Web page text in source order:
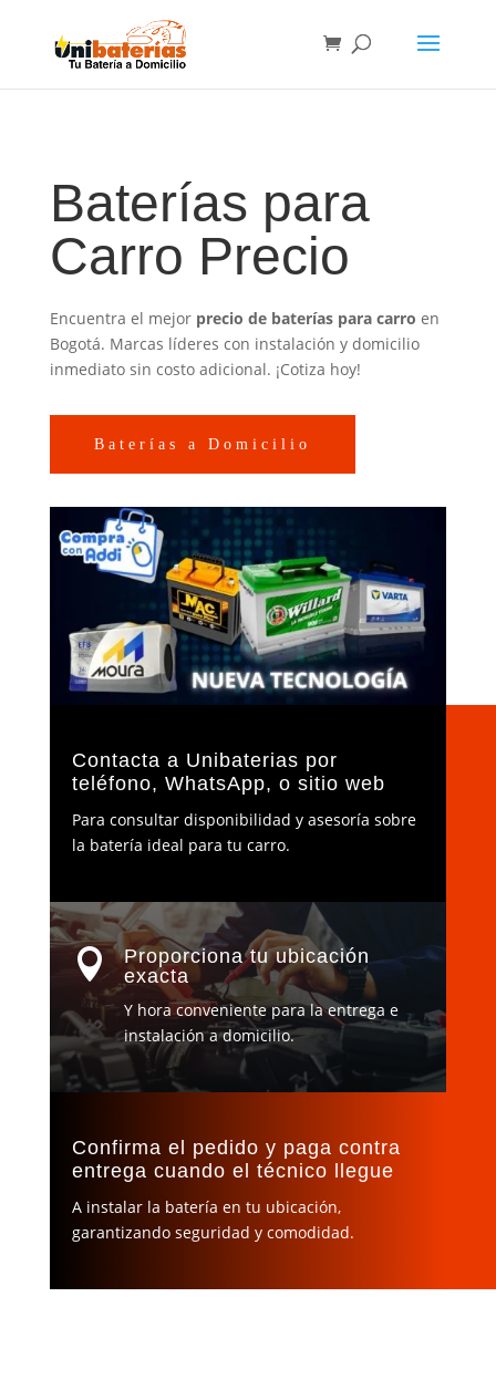
Baterías para
Carro Precio
Encuentra el mejor precio de baterías para carro en
Bogotá. Marcas líderes con instalación y domicilio
inmediato sin costo adicional. ¡Cotiza hoy!
Baterías a Domicilio
Contacta a Unibaterias por
teléfono, WhatsApp, o sitio web
Para consultar disponibilidad y asesoría sobre
la batería ideal para tu carro.

Proporciona tu ubicación
exacta
Y hora conveniente para la entrega e
instalación a domicilio.
Confirma el pedido y paga contra
entrega cuando el técnico llegue
A instalar la batería en tu ubicación,
garantizando seguridad y comodidad.